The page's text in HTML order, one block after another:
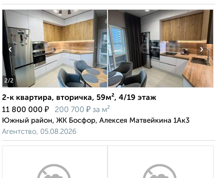
2/2
‹ ›
2-к квартира, вторичка, 59м², 4/19 этаж
11 800 000 ₽ 200 700 ₽ за м²
Южный район, ЖК Босфор, Алексея Матвейкина 1Ак3
Агентство, 05.08.2026